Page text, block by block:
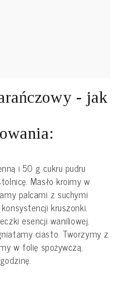
- jak
i 50 g cukru pudru
Masło kroimy w
palcami z suchymi
kruszonki.
esencji waniliowej.
ciasto. Tworzymy z
w folię spożywczą.